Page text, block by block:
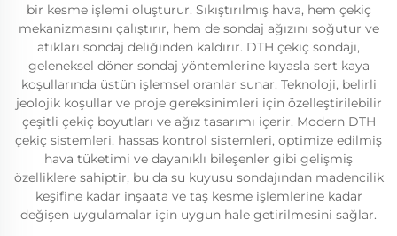
bir kesme işlemi oluşturur. Sıkıştırılmış hava, hem çekiç
mekanizmasını çalıştırır, hem de sondaj ağızını soğutur ve
atıkları sondaj deliğinden kaldırır. DTH çekiç sondajı,
geleneksel döner sondaj yöntemlerine kıyasla sert kaya
koşullarında üstün işlemsel oranlar sunar. Teknoloji, belirli
jeolojik koşullar ve proje gereksinimleri için özelleştirilebilir
çeşitli çekiç boyutları ve ağız tasarımı içerir. Modern DTH
çekiç sistemleri, hassas kontrol sistemleri, optimize edilmiş
hava tüketimi ve dayanıklı bileşenler gibi gelişmiş
özelliklere sahiptir, bu da su kuyusu sondajından madencilik
keşifine kadar inşaata ve taş kesme işlemlerine kadar
değişen uygulamalar için uygun hale getirilmesini sağlar.